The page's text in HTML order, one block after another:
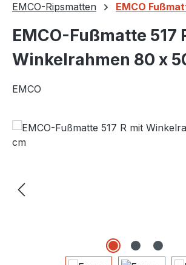
EMCO-Ripsmatten
EMCO
EMCO-Fußmatte 517
Winkelrahmen 80 x
EMCO
Bildergalerie überspringen